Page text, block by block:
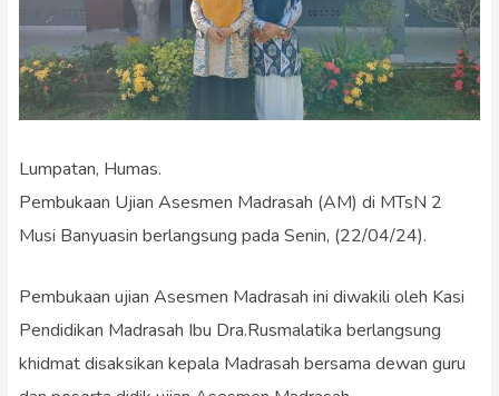
Lumpatan, Humas.
Pembukaan Ujian Asesmen Madrasah (AM) di MTsN 2
Musi Banyuasin berlangsung pada Senin, (22/04/24).
Pembukaan ujian Asesmen Madrasah ini diwakili oleh Kasi
Pendidikan Madrasah Ibu Dra.Rusmalatika berlangsung
khidmat disaksikan kepala Madrasah bersama dewan guru